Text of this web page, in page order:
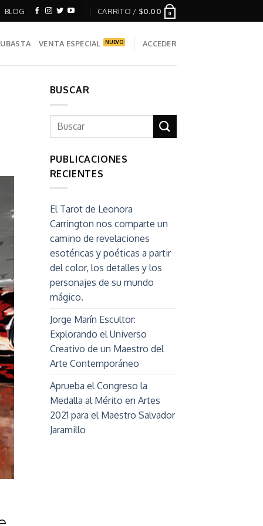
BLOG CARRITO / $0.00 0
VENTA ESPECIAL ACCEDER
BUSCAR
PUBLICACIONES
RECIENTES
El Tarot de Leonora
Carrington nos comparte un
camino de revelaciones
esotéricas y poéticas a partir
del color, los detalles y los
personajes de su mundo
mágico.
Jorge Marín Escultor:
Explorando el Universo
Creativo de un Maestro del
Arte Contemporáneo
Aprueba el Congreso la
Medalla al Mérito en Artes
2021 para el Maestro Salvador
Jaramillo